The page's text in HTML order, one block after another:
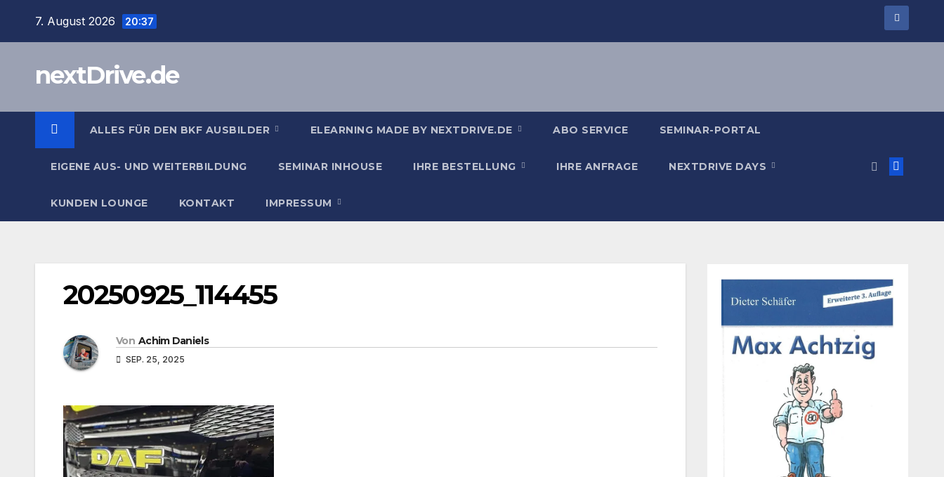
7. August 2026 20:37
nextDrive.de
ALLES FÜR DEN BKF AUSBILDER ELEARNING MADE BY NEXTDRIVE.DE ABO SERVICE SEMINAR-PORTAL
EIGENE AUS- UND WEITERBILDUNG SEMINAR INHOUSE IHRE BESTELLUNG IHRE ANFRAGE NEXTDRIVE DAYS
KUNDEN LOUNGE KONTAKT IMPRESSUM
20250925_114455
Von Achim Daniels
SEP. 25, 2025